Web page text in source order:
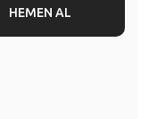
HEMEN AL